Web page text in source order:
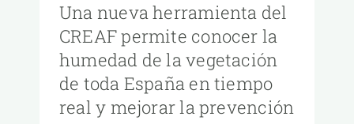
Una nueva herramienta del
CREAF permite conocer la
humedad de la vegetación
de toda España en tiempo
real y mejorar la prevención